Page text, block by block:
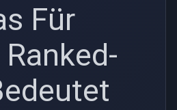
Für